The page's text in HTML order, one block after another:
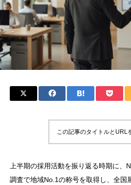
この記事のタイトルとURL
上半期の採用活動を振り返る時期に、
調査で地域No.1の称号を取得し、全国